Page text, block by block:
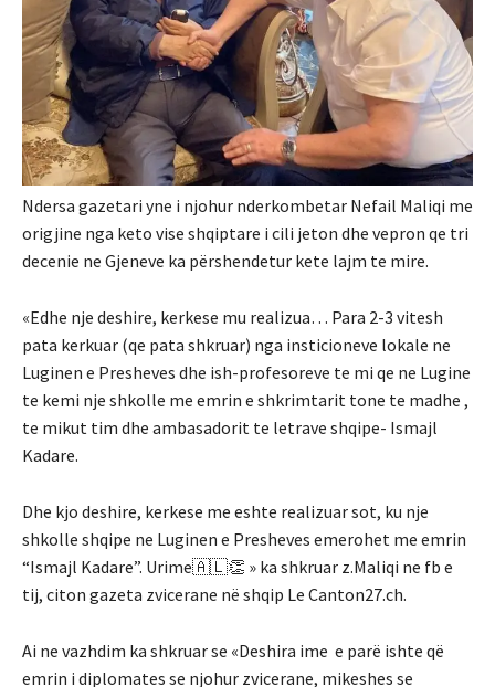
Ndersa gazetari yne i njohur nderkombetar Nefail Maliqi me
origjine nga keto vise shqiptare i cili jeton dhe vepron qe tri
decenie ne Gjeneve ka përshendetur kete lajm te mire.
«Edhe nje deshire, kerkese mu realizua… Para 2-3 vitesh
pata kerkuar (qe pata shkruar) nga insticioneve lokale ne
Luginen e Presheves dhe ish-profesoreve te mi qe ne Lugine
te kemi nje shkolle me emrin e shkrimtarit tone te madhe ,
te mikut tim dhe ambasadorit te letrave shqipe- Ismajl
Kadare.
Dhe kjo deshire, kerkese me eshte realizuar sot, ku nje
shkolle shqipe ne Luginen e Presheves emerohet me emrin
“Ismajl Kadare”. Urime🇦🇱👏 » ka shkruar z.Maliqi ne fb e
tij, citon gazeta zvicerane në shqip Le Canton27.ch.
Ai ne vazhdim ka shkruar se «Deshira ime e parë ishte që
emrin i diplomates se njohur zvicerane, mikeshes se